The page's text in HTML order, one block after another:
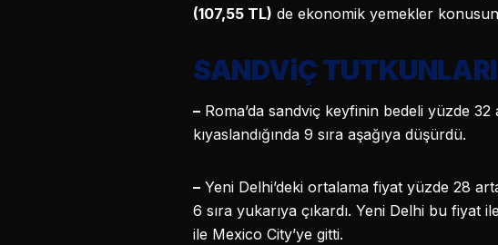
(107,55 TL) de ekonomik yemekler
SANDViÇ
– Roma’da sandviç keyfinin bedeli yüzde
kıyaslandığında 9 sıra aşağıya düşürdü.
– Yeni Delhi’deki ortalama fiyat yüzde 28
6 sıra yukarıya çıkardı. Yeni Delhi bu
ile Mexico City’ye gitti.